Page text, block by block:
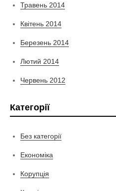
Травень 2014
Квітень 2014
Березень 2014
Лютий 2014
Червень 2012
Категорії
Без категорії
Економіка
Корупція